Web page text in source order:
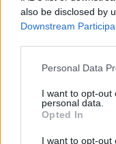
also be disclosed by
Downstream
Personal Data
I want to opt-out
personal data.
Opted In
I want to opt-out
Žinios | Lietuvos
Savaitės vidurys
32 laipsnių šilumos
Žinios | Orai